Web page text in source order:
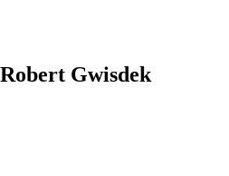
Gwisdek